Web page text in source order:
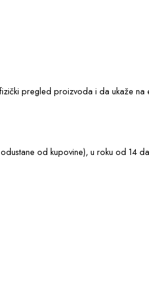
pregled proizvoda i da ukaže
od kupovine), u roku od 14